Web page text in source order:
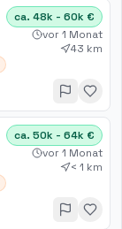
ca. 48k - 60k €
vor 1 Monat
43 km
ca. 50k - 64k €
vor 1 Monat
< 1 km